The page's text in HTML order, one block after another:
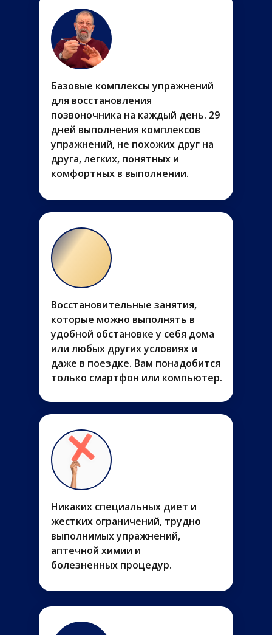
Базовые комплексы упражнений
для восстановления
позвоночника на каждый день. 29
дней выполнения комплексов
упражнений, не похожих друг на
друга, легких, понятных и
комфортных в выполнении.
Восстановительные занятия,
которые можно выполнять в
удобной обстановке у себя дома
или любых других условиях и
даже в поездке. Вам понадобится
только смартфон или компьютер.
Никаких специальных диет и
жестких ограничений, трудно
выполнимых упражнений,
аптечной химии и
болезненных процедур.